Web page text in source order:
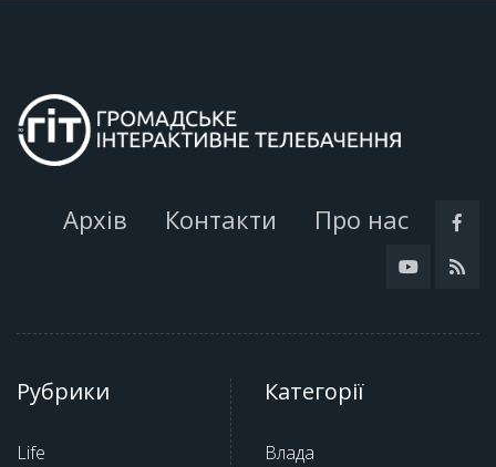
Архів Контакти Про нас
Рубрики
Life
Категорії
Влада